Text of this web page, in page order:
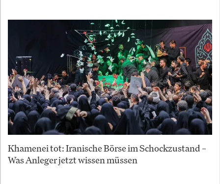
Khamenei tot: Iranische Börse im Schockzustand –
Was Anleger jetzt wissen müssen